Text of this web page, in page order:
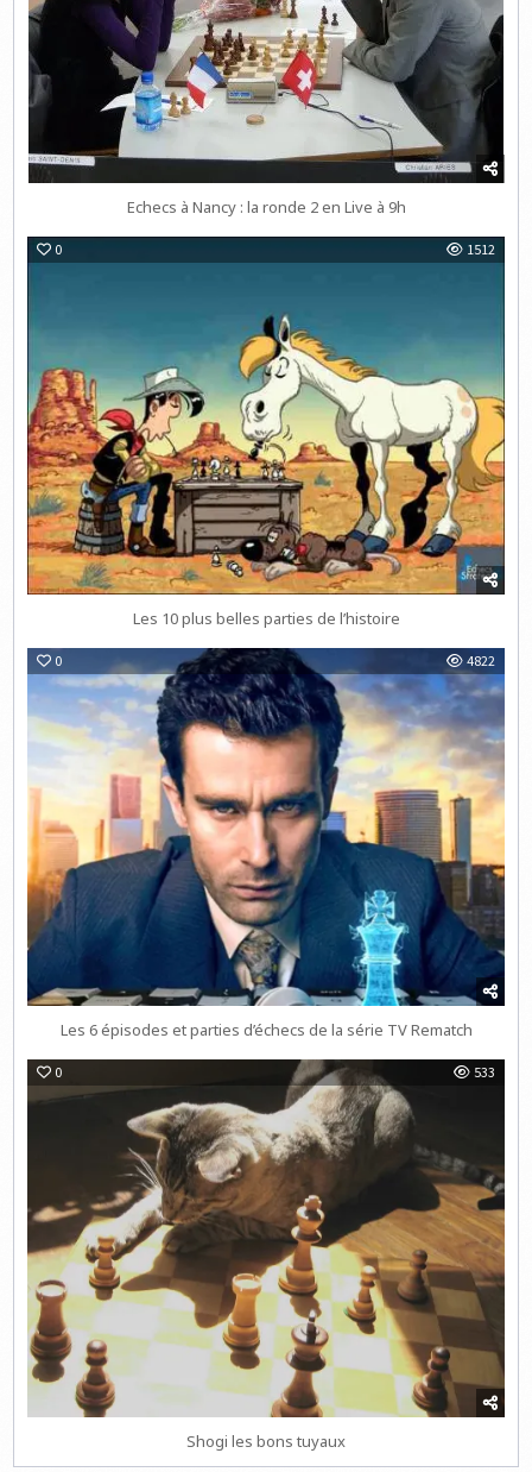
Echecs à Nancy : la ronde 2 en Live à 9h
0 1512
Les 10 plus belles parties de l’histoire
0 4822
Les 6 épisodes et parties d’échecs de la série TV Rematch
0 533
Shogi les bons tuyaux